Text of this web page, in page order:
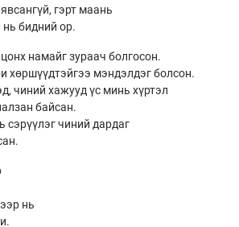
гэрт маань
нь бидний ор.
намайг зураач болгосон.
хөршүүдтэйгээ мэндэлдэг болсон.
чиний хажууд үс минь хүртэл
байсан.
чиний дардаг
нь